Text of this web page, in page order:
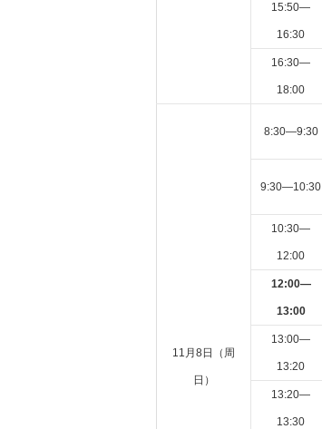
15:50—
16:30
16:30—
18:00
11月8日（周
日）
8:30—9:30
9:30—10:30
10:30—
12:00
12:00—
13:00
13:00—
13:20
13:20—
13:30